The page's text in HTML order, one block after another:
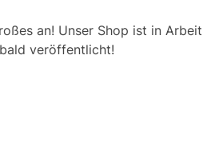
an! Unser Shop ist in Arbeit
veröffentlicht!